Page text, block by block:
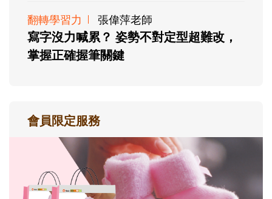
翻轉學習力 張偉萍老師
寫字沒力喊累？ 姿勢不對定型超難改，
掌握正確握筆關鍵
會員限定服務